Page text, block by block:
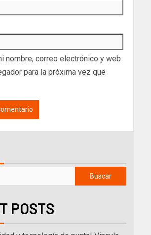
nombre, correo electrónico y web
para la próxima vez que
Buscar
POSTS